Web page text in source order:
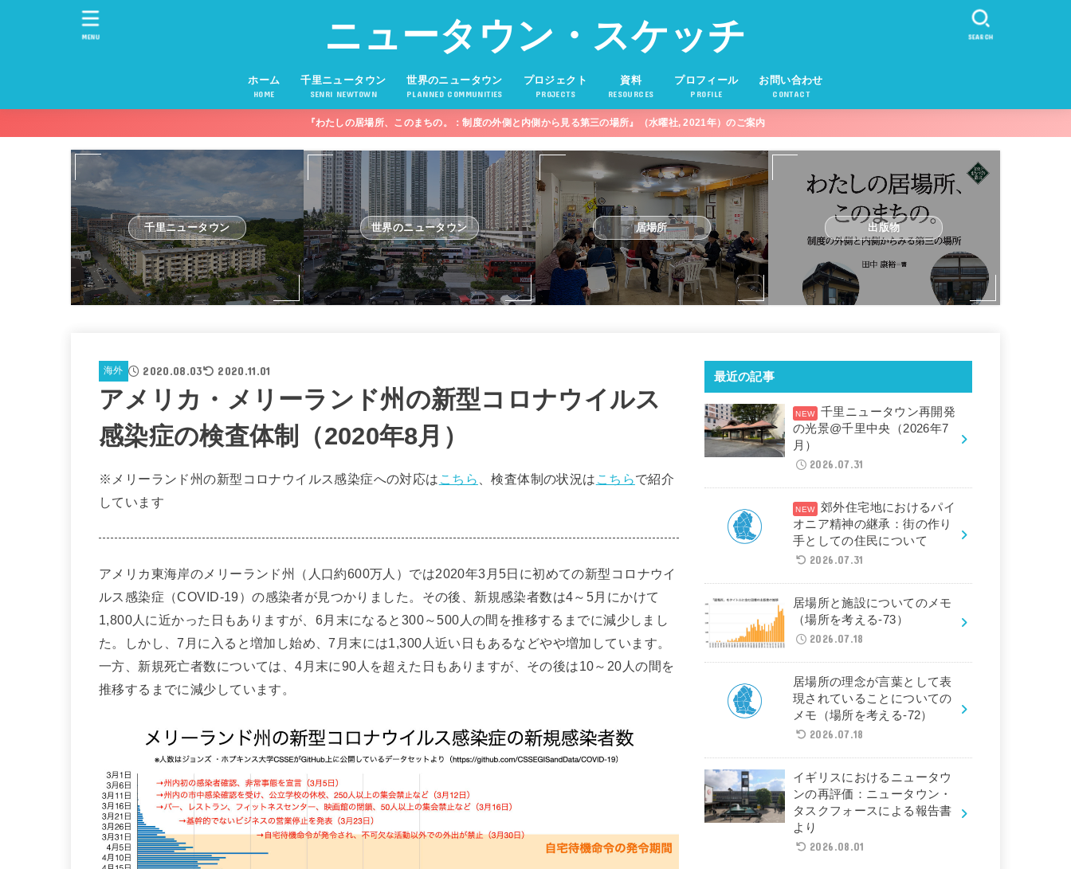
ニュータウン・スケッチ
ホーム
HOME
千里ニュータウン
SENRI NEWTOWN
世界のニュータウン
PLANNED COMMUNITIES
プロジェクト
PROJECTS
資料
RESOURCES
プロフィール
PROFILE
お問い合わせ
CONTACT
SEARCH
MENU
『わたしの居場所、このまちの。：制度の外側と内側から見る第三の場所』（水曜社, 2021年）のご案内
千里ニュータウン 世界のニュータウン 居場所 出版物
海外 2020.08.03 2020.11.01
アメリカ・メリーランド州の新型コロナウイルス
感染症の検査体制（2020年8月）
※メリーランド州の新型コロナウイルス感染症への対応は こちら 、検査体制の状況は こちらで紹介
しています
アメリカ東海岸のメリーランド州（人口約600万人）では2020年3月5日に初めての新型コロナウイ
ルス感染症（COVID-19）の感染者が見つかりました。その後、新規感染者数は4～5月にかけて
1,800人に近かった日もありますが、6月末になると300～500人の間を推移するまでに減少しまし
た。しかし、7月に入ると増加し始め、7月末には1,300人近い日もあるなどやや増加しています。
一方、新規死亡者数については、4月末に90人を超えた日もありますが、その後は10～20人の間を
推移するまでに減少しています。
最近の記事
千里ニュータウン再開発
の光景@千里中央（2026年7
月）
2026.07.31
郊外住宅地におけるパイ
オニア精神の継承：街の作り
手としての住民について
2026.07.31
居場所と施設についてのメモ
（場所を考える-73）
2026.07.18
居場所の理念が言葉として表
現されていることについての
メモ（場所を考える-72）
2026.07.18
イギリスにおけるニュータウ
ンの再評価：ニュータウン・
タスクフォースによる報告書
より
2026.08.01